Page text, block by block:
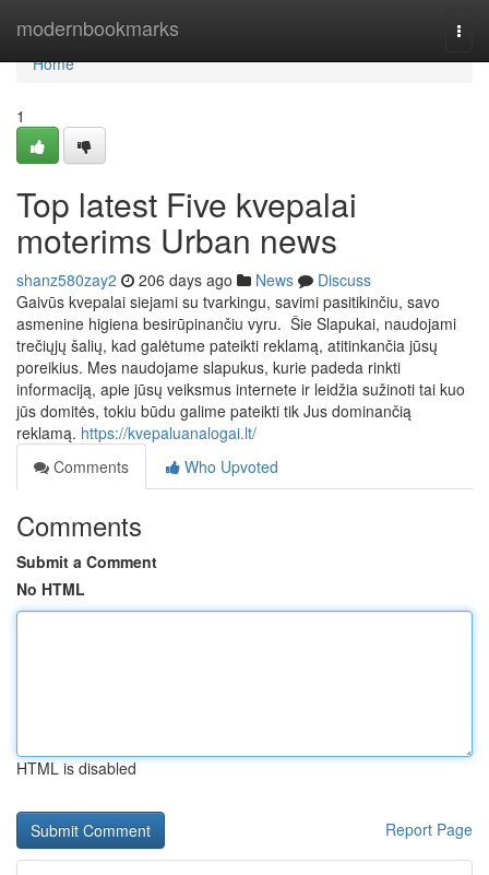
modernbookmarks
Home
Home
1
Top latest Five kvepalai
moterims Urban news
shanz580zay2 206 days ago News
Discuss
Gaivūs kvepalai siejami su tvarkingu, savimi pasitikinčiu, savo
asmenine higiena besirūpinančiu vyru. Šie Slapukai, naudojami
trečiųjų šalių, kad galėtume pateikti reklamą, atitinkančia jūsų
poreikius. Mes naudojame slapukus, kurie padeda rinkti
informaciją, apie jūsų veiksmus internete ir leidžia sužinoti tai kuo
jūs domitės, tokiu būdu galime pateikti tik Jus dominančią
reklamą. https://kvepaluanalogai.lt/
Comments
Who Upvoted
Comments
Submit a Comment
No HTML
HTML is disabled
Report Page